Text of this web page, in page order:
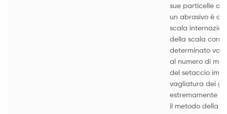
sue particelle o
un abrasivo è
scala
della scala
determinato
al numero di
del setaccio
vagliatura dei
estremamente
il metodo della